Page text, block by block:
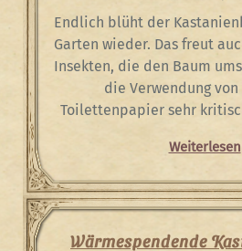
Endlich blüht der
Garten wieder. Das freut
Insekten, die den Baum
die Verwendung
Toilettenpapier sehr
Weiterlesen
Wärmespendende